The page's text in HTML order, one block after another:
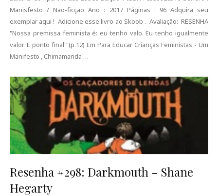
Manisfesto / Não-ficção Ano : 2017 Páginas : 96 Adquira seu
exemplar aqui ! Adicione esse livro ao Skoob . Avaliação: RESENHA
"Nossa premissa feminista é: eu tenho valo. Eu tenho igualmente
valor. E ponto final" (p.12) Em Para Educar Crianças Feministas - Um
Manifesto , Chimamanda …
Resenha #298: Darkmouth - Shane
Hegarty